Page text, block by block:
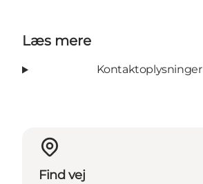
Læs mere
Kontaktoplysninger
Find vej